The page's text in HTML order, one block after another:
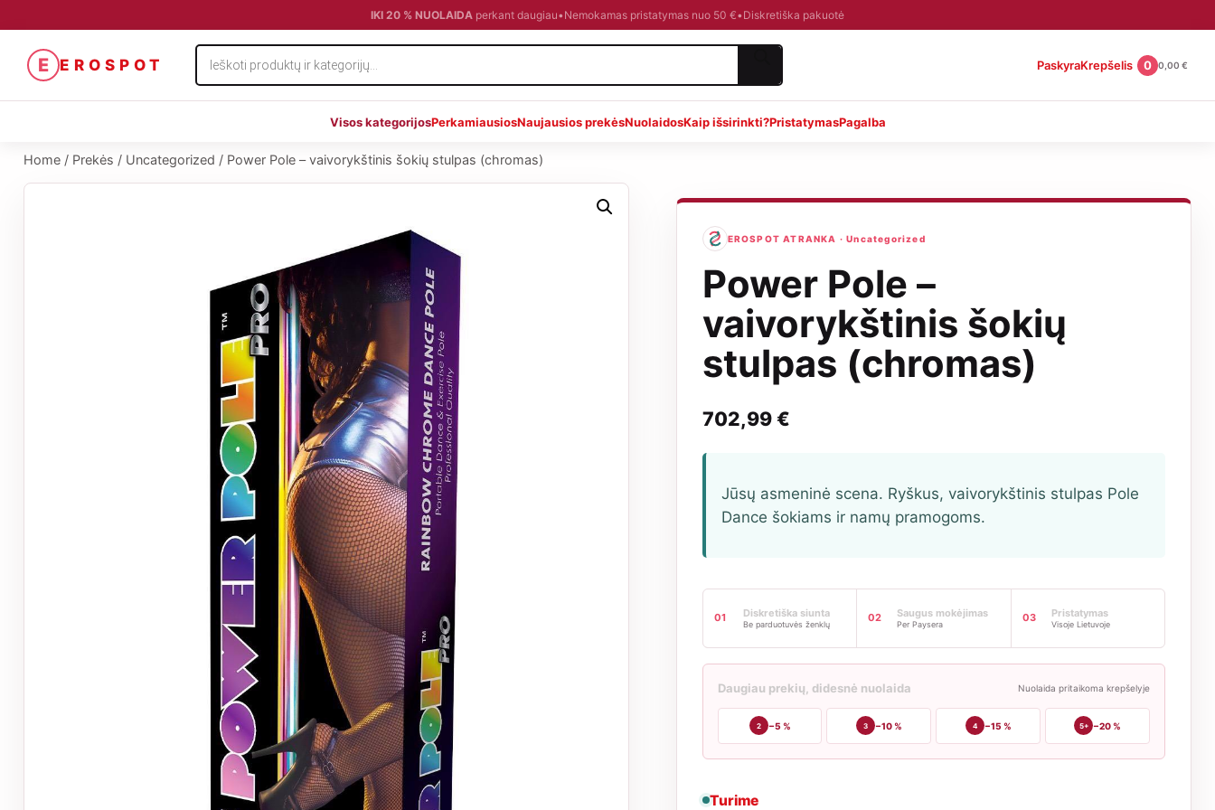
IKI 20 % NUOLAIDA perkant daugiau• Nemokamas pristatymas nuo 50 €• Diskretiška pakuotė
E EROSPOT
Products
search
PaskyraKrepšelis 0 0,00 €
Visos kategorijosPerkamiausiosNaujausios prekėsNuolaidosKaip išsirinkti?PristatymasPagalba
Home / Prekės / Uncategorized / Power Pole – vaivorykštinis šokių stulpas (chromas)
EROSPOT ATRANKA · Uncategorized
Power Pole –
vaivorykštinis šokių
stulpas (chromas)
702,99€
Jūsų asmeninė scena. Ryškus, vaivorykštinis stulpas Pole
Dance šokiams ir namų pramogoms.
01 Diskretiška siunta
Be parduotuvės ženklų 02 Saugus mokėjimas
Per Paysera 03 Pristatymas
Visoje Lietuvoje
Daugiau prekių, didesnė nuolaida Nuolaida pritaikoma krepšelyje
2 −5 % 3 −10 % 4 −15 % 5+ −20 %
Turime